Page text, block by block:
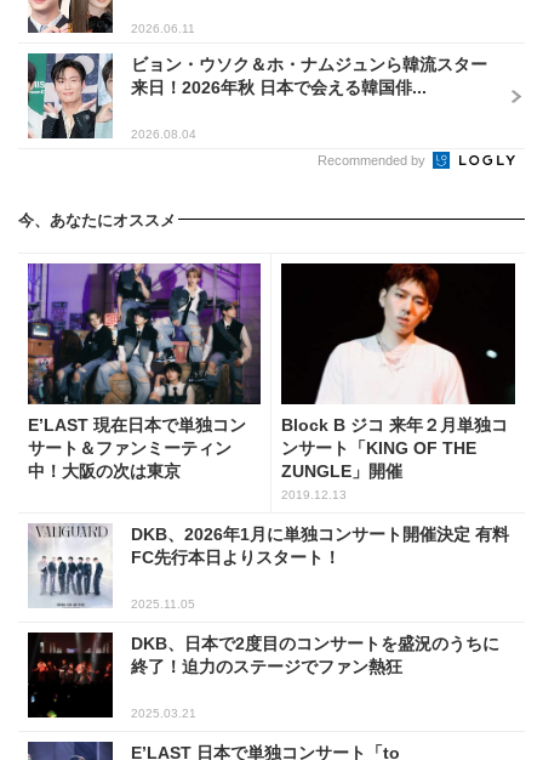
2026.06.11
ビョン・ウソク＆ホ・ナムジュンら韓流スター
来日！2026年秋 日本で会える韓国俳...
2026.08.04
Recommended by
今、あなたにオススメ
E’LAST 現在日本で単独コン
サート＆ファンミーティン
中！大阪の次は東京
Block B ジコ 来年２月単独コ
ンサート「KING OF THE
ZUNGLE」開催
2019.12.13
DKB、2026年1月に単独コンサート開催決定 有料
FC先行本日よりスタート！
2025.11.05
DKB、日本で2度目のコンサートを盛況のうちに
終了！迫力のステージでファン熱狂
2025.03.21
E’LAST 日本で単独コンサート「to